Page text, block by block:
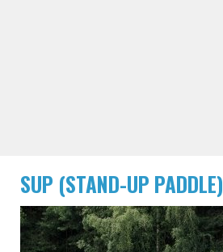
SUP (STAND-UP PADDLE)